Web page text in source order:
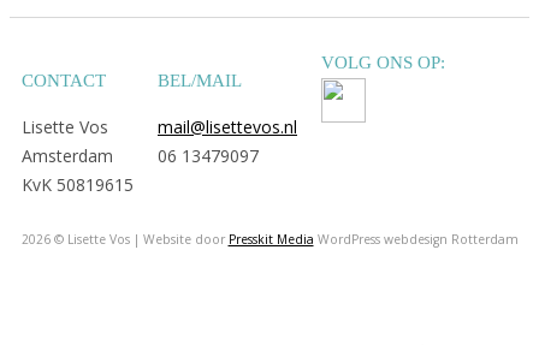
CONTACT
Lisette Vos
Amsterdam
KvK 50819615
BEL/MAIL
mail@lisettevos.nl
06 13479097
VOLG ONS OP:
2026 © Lisette Vos | Website door Presskit Media WordPress webdesign Rotterdam